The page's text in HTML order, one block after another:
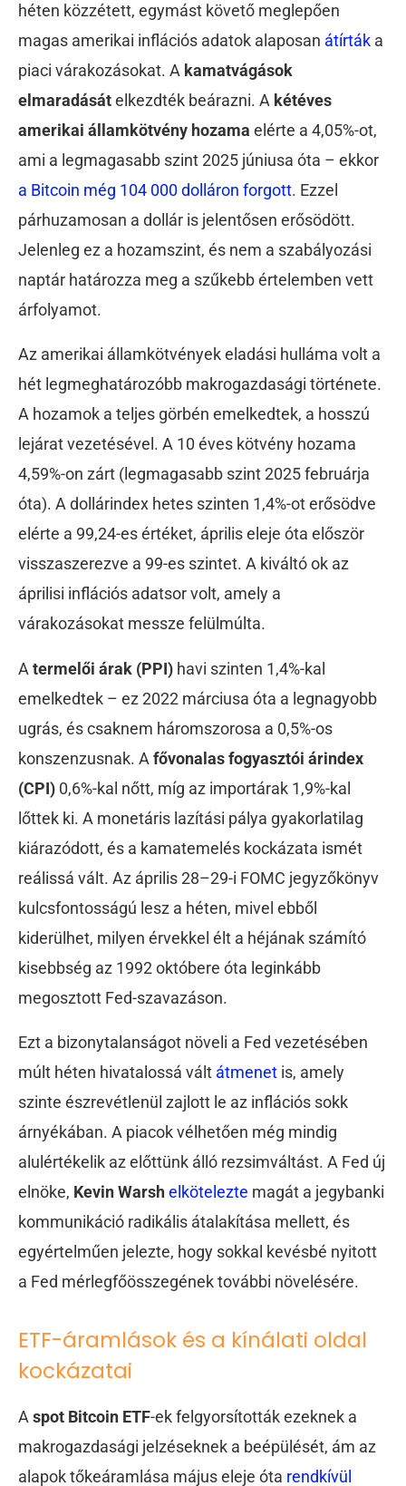
héten közzétett, egymást követő meglepően
magas amerikai inflációs adatok alaposan átírták a
piaci várakozásokat. A kamatvágások
elmaradásátelkezdték beárazni. A kétéves
amerikai államkötvény hozama elérte a 4,05%-ot,
ami a legmagasabb szint 2025 júniusa óta – ekkor
a Bitcoin még 104 000 dolláron forgott. Ezzel
párhuzamosan a dollár is jelentősen erősödött.
Jelenleg ez a hozamszint, és nem a szabályozási
naptár határozza meg a szűkebb értelemben vett
árfolyamot.
Az amerikai államkötvények eladási hulláma volt a
hét legmeghatározóbb makrogazdasági története.
A hozamok a teljes görbén emelkedtek, a hosszú
lejárat vezetésével. A 10 éves kötvény hozama
4,59%-on zárt (legmagasabb szint 2025 februárja
óta). A dollárindex hetes szinten 1,4%-ot erősödve
elérte a 99,24-es értéket, április eleje óta először
visszaszerezve a 99-es szintet. A kiváltó ok az
áprilisi inflációs adatsor volt, amely a
várakozásokat messze felülmúlta.
A termelői árak (PPI) havi szinten 1,4%-kal
emelkedtek – ez 2022 márciusa óta a legnagyobb
ugrás, és csaknem háromszorosa a 0,5%-os
konszenzusnak. A fővonalas fogyasztói árindex
(CPI) 0,6%-kal nőtt, míg az importárak 1,9%-kal
lőttek ki. A monetáris lazítási pálya gyakorlatilag
kiárazódott, és a kamatemelés kockázata ismét
reálissá vált. Az április 28–29-i FOMC jegyzőkönyv
kulcsfontosságú lesz a héten, mivel ebből
kiderülhet, milyen érvekkel élt a héjának számító
kisebbség az 1992 októbere óta leginkább
megosztott Fed-szavazáson.
Ezt a bizonytalanságot növeli a Fed vezetésében
múlt héten hivatalossá vált átmenet is, amely
szinte észrevétlenül zajlott le az inflációs sokk
árnyékában. A piacok vélhetően még mindig
alulértékelik az előttünk álló rezsimváltást. A Fed új
elnöke, Kevin Warshelkötelezte magát a jegybanki
kommunikáció radikális átalakítása mellett, és
egyértelműen jelezte, hogy sokkal kevésbé nyitott
a Fed mérlegfőösszegének további növelésére.
ETF-áramlások és a kínálati oldal
kockázatai
Aspot Bitcoin ETF-ek felgyorsították ezeknek a
makrogazdasági jelzéseknek a beépülését, ám az
alapok tőkeáramlása május eleje óta rendkívül